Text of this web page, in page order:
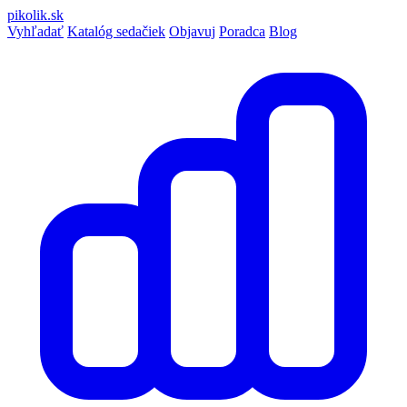
pikolik.sk
Vyhľadať Katalóg sedačiek Objavuj Poradca Blog